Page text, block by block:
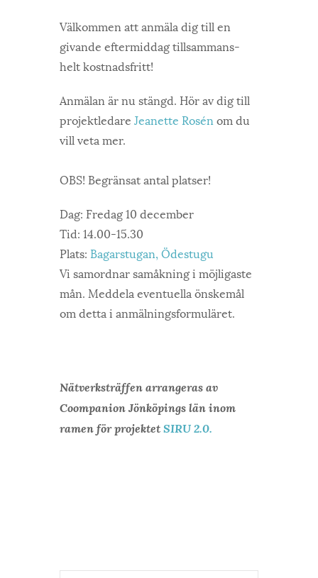
Välkommen att anmäla dig till en
givande eftermiddag tillsammans-
helt kostnadsfritt!
Anmälan är nu stängd. Hör av dig till
projektledare Jeanette Rosénom du
vill veta mer.
OBS! Begränsat antal platser!
Dag: Fredag 10 december
Tid: 14.00-15.30
Plats: Bagarstugan, Ödestugu
Vi samordnar samåkning i möjligaste
mån. Meddela eventuella önskemål
om detta i anmälningsformuläret.
Nätverksträffen arrangeras av
Coompanion Jönköpings län inom
ramen för projektet SIRU 2.0.